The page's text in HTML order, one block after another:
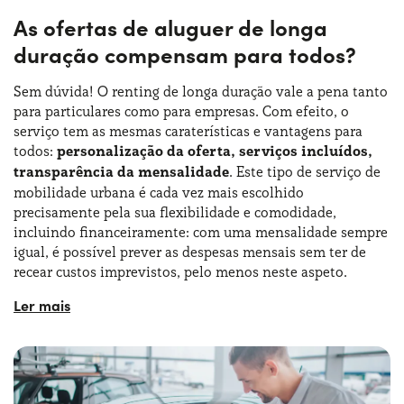
As ofertas de aluguer de longa
duração compensam para todos?
Sem dúvida! O renting de longa duração vale a pena tanto
para particulares como para empresas. Com efeito, o
serviço tem as mesmas caraterísticas e vantagens para
todos: personalização da oferta, serviços incluídos,
transparência da mensalidade. Este tipo de serviço de
mobilidade urbana é cada vez mais escolhido
precisamente pela sua flexibilidade e comodidade,
incluindo financeiramente: com uma mensalidade sempre
igual, é possível prever as despesas mensais sem ter de
recear custos imprevistos, pelo menos neste aspeto.
Nasofertas de aluguer de automóveis de longa
um controlo total sobre o custo do automóvel, sem
surpresas, enquanto as empresas e os profissionais
liberais podem deduzir os custos.